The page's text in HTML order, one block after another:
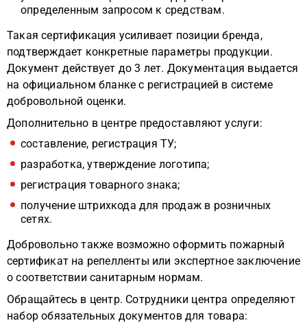
определенным запросом к средствам.
Такая сертификация усиливает позиции бренда,
подтверждает конкретные параметры продукции.
Документ действует до 3 лет. Документация выдается
на официальном бланке с регистрацией в системе
добровольной оценки.
Дополнительно в центре предоставляют услуги:
составление, регистрация ТУ;
разработка, утверждение логотипа;
регистрация товарного знака;
получение штрихкода для продаж в розничных
сетях.
Добровольно также возможно оформить пожарный
сертификат на репелленты или экспертное заключение
о соответствии санитарным нормам.
Обращайтесь в центр. Сотрудники центра определяют
набор обязательных документов для товара: